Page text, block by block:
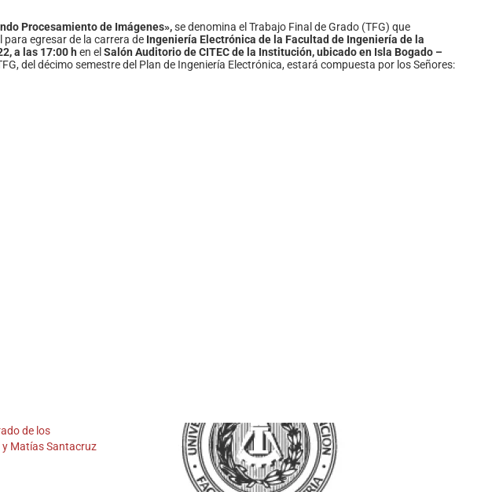
Procesamiento de Imágenes»,se denomina el Trabajo Final de Grado (TFG) que
egresar de la carrera de Ingeniería Electrónica de la Facultad de Ingeniería de la
a las 17:00 h en el Salón Auditorio de CITEC de la Institución, ubicado en Isla Bogado –
del décimo semestre del Plan de Ingeniería Electrónica, estará compuesta por los Señores:
de los
Matías Santacruz